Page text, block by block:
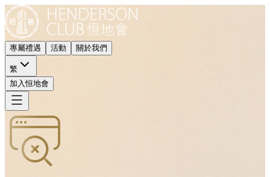
專屬禮遇 活動 關於我們
繁
加入恒地會